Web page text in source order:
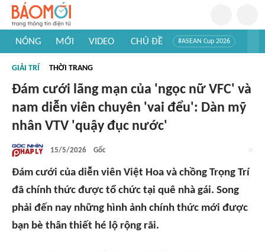
NÓNG MỚI VIDEO CHỦ ĐỀ #ASEAN Cup 2026
#Khám phá thế giới
GIẢI TRÍ THỜI TRANG
Đám cưới lãng mạn của 'ngọc nữ VFC' và
nam diễn viên chuyên 'vai đểu': Dàn mỹ
nhân VTV 'quậy đục nước'
15/5/2026 Gốc
Đám cưới của diễn viên Việt Hoa và chồng Trọng Trí
đã chính thức được tổ chức tại quê nhà gái. Song
phải đến nay những hình ảnh chính thức mới được
bạn bè thân thiết hé lộ rộng rãi.